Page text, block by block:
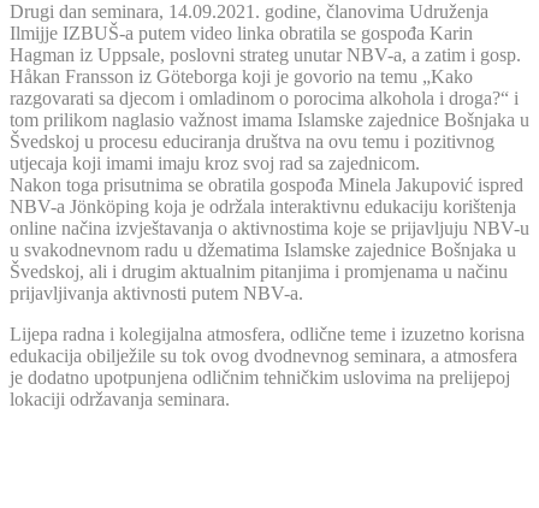
Drugi dan seminara, 14.09.2021. godine, članovima Udruženja
Ilmijje IZBUŠ-a putem video linka obratila se gospođa Karin
Hagman iz Uppsale, poslovni strateg unutar NBV-a, a zatim i gosp.
Håkan Fransson iz Göteborga koji je govorio na temu „Kako
razgovarati sa djecom i omladinom o porocima alkohola i droga?“ i
tom prilikom naglasio važnost imama Islamske zajednice Bošnjaka u
Švedskoj u procesu educiranja društva na ovu temu i pozitivnog
utjecaja koji imami imaju kroz svoj rad sa zajednicom.
Nakon toga prisutnima se obratila gospođa Minela Jakupović ispred
NBV-a Jönköping koja je održala interaktivnu edukaciju korištenja
online načina izvještavanja o aktivnostima koje se prijavljuju NBV-u
u svakodnevnom radu u džematima Islamske zajednice Bošnjaka u
Švedskoj, ali i drugim aktualnim pitanjima i promjenama u načinu
prijavljivanja aktivnosti putem NBV-a.
Lijepa radna i kolegijalna atmosfera, odlične teme i izuzetno korisna
edukacija obilježile su tok ovog dvodnevnog seminara, a atmosfera
je dodatno upotpunjena odličnim tehničkim uslovima na prelijepoj
lokaciji održavanja seminara.